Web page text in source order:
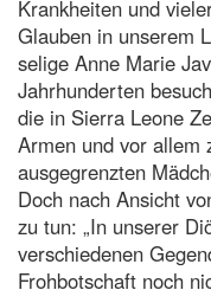
Krankheiten und
Glauben in unserem
selige Anne Marie
Jahrhunderten
die in Sierra Leone
Armen und vor allem
ausgegrenzten
Doch nach Ansicht
zu tun: „In unserer
verschiedenen
Frohbotschaft noch